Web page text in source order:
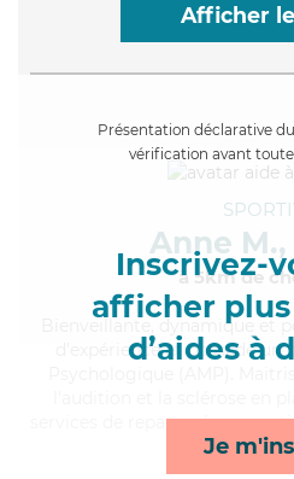
Afficher
Présentation déclarative
vérification avant
Inscrivez-
afficher
d’aides à
Je
Anne M.,
à 5km de
, dynamique et
d'expérience et possède un
services de repas, ménage,